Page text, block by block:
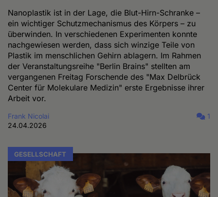
Nanoplastik ist in der Lage, die Blut-Hirn-Schranke –
ein wichtiger Schutzmechanismus des Körpers – zu
überwinden. In verschiedenen Experimenten konnte
nachgewiesen werden, dass sich winzige Teile von
Plastik im menschlichen Gehirn ablagern. Im Rahmen
der Veranstaltungsreihe "Berlin Brains" stellten am
vergangenen Freitag Forschende des "Max Delbrück
Center für Molekulare Medizin" erste Ergebnisse ihrer
Arbeit vor.
Frank Nicolai
24.04.2026
1
GESELLSCHAFT